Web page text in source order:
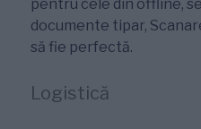
pentru cele din offline,
documente tipar,
să fie perfectă.
Logistică